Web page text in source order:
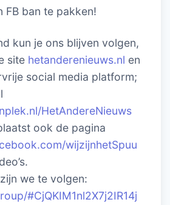
FB ban te pakken!
kun je ons blijven volgen,
site hetanderenieuws.nl en
social media platform;
HetAndereNieuws
ook de pagina
wijzijnhetSpuu
we te volgen:
#CjQKIM1nl2X7j2IR14j